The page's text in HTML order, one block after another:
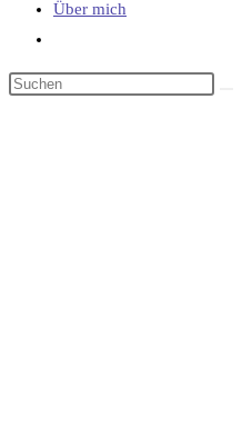
Über mich
umschalten